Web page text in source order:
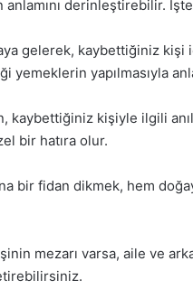
derinleştirebilir.
gelerek, kaybettiğiniz kişi
yapılmasıyla
kişiyle ilgili
bir hatıra olur.
bir fidan dikmek, hem
mezarı varsa, aile ve